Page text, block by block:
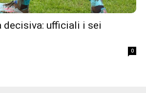
decisiva: ufficiali i sei
0